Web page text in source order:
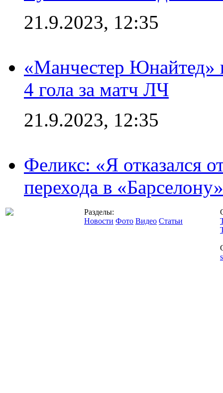
21.9.2023, 12:35
«Манчестер Юнайтед»
4 гола за матч ЛЧ
21.9.2023, 12:35
Феликс: «Я отказался
перехода в «Барселону»
Разделы:
Новости Фото Видео Статьи